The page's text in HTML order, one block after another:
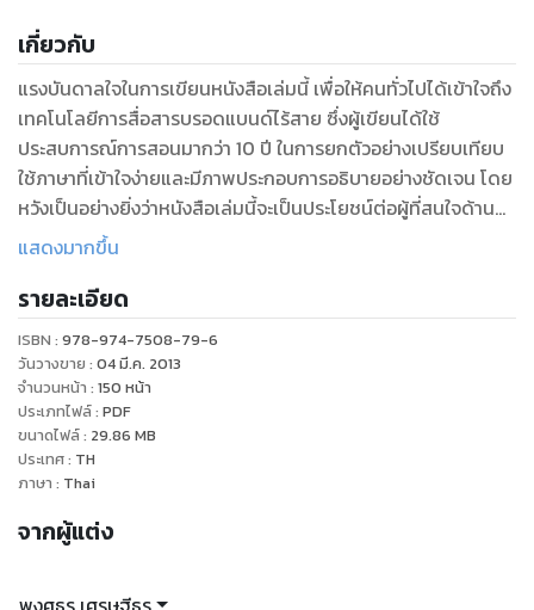
เกี่ยวกับ
แรงบันดาลใจในการเขียนหนังสือเล่มนี้ เพื่อให้คนทั่วไปได้เข้าใจถึง
เทคโนโลยีการสื่อสารบรอดแบนด์ไร้สาย ซึ่งผู้เขียนได้ใช้
ประสบการณ์การสอนมากว่า 10 ปี ในการยกตัวอย่างเปรียบเทียบ
ใช้ภาษาที่เข้าใจง่ายและมีภาพประกอบการอธิบายอย่างชัดเจน โดย
หวังเป็นอย่างยิ่งว่าหนังสือเล่มนี้จะเป็นประโยชน์ต่อผู้ที่สนใจด้าน
การสื่อสารบรอดแบนด์ไร้สาย
แสดงมากขึ้น
รายละเอียด
ISBN : 978-974-7508-79-6
วันวางขาย : 04 มี.ค. 2013
จำนวนหน้า : 150 หน้า
ประเภทไฟล์: PDF
ขนาดไฟล์: 29.86 MB
ประเทศ: TH
ภาษา : Thai
จากผู้แต่ง